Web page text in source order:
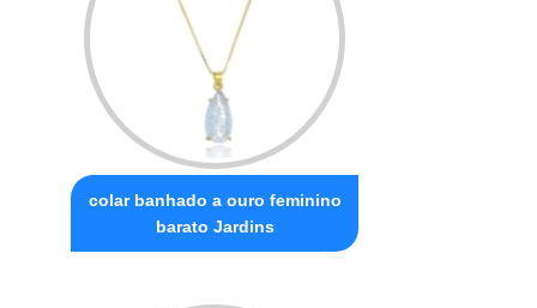
colar banhado a ouro feminino
barato Jardins